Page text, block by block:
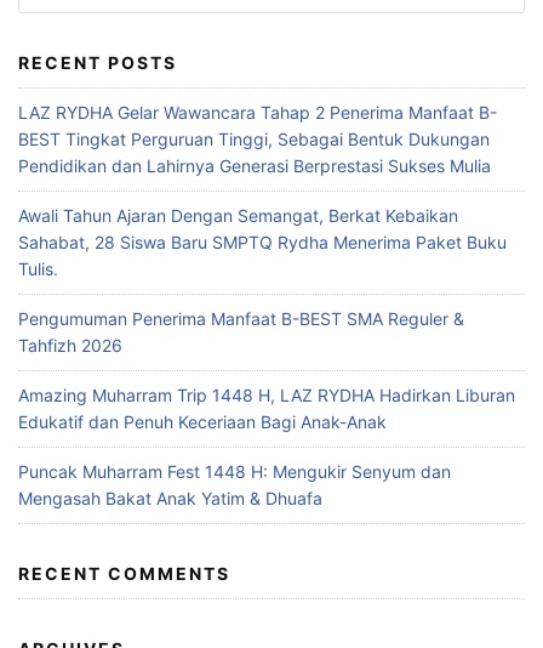
RECENT POSTS
LAZ RYDHA Gelar Wawancara Tahap 2 Penerima Manfaat B-
BEST Tingkat Perguruan Tinggi, Sebagai Bentuk Dukungan
Pendidikan dan Lahirnya Generasi Berprestasi Sukses Mulia
Awali Tahun Ajaran Dengan Semangat, Berkat Kebaikan
Sahabat, 28 Siswa Baru SMPTQ Rydha Menerima Paket Buku
Tulis.
Pengumuman Penerima Manfaat B-BEST SMA Reguler &
Tahfizh 2026
Amazing Muharram Trip 1448 H, LAZ RYDHA Hadirkan Liburan
Edukatif dan Penuh Keceriaan Bagi Anak-Anak
Puncak Muharram Fest 1448 H: Mengukir Senyum dan
Mengasah Bakat Anak Yatim & Dhuafa
RECENT COMMENTS